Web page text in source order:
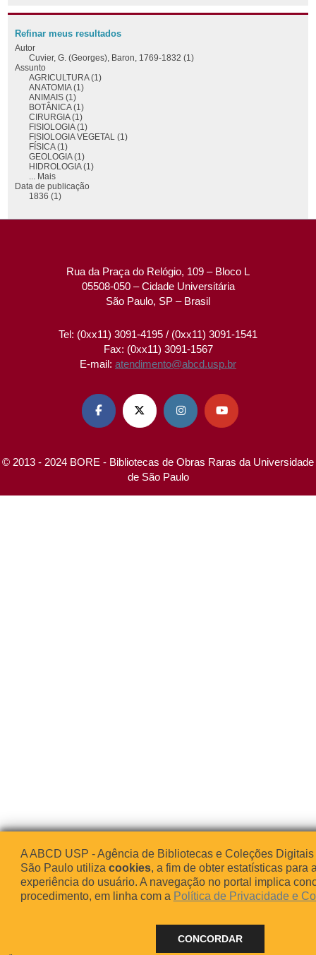
Refinar meus resultados
Autor
Cuvier, G. (Georges), Baron, 1769-1832 (1)
Assunto
AGRICULTURA (1)
ANATOMIA (1)
ANIMAIS (1)
BOTÂNICA (1)
CIRURGIA (1)
FISIOLOGIA (1)
FISIOLOGIA VEGETAL (1)
FÍSICA (1)
GEOLOGIA (1)
HIDROLOGIA (1)
... Mais
Data de publicação
1836 (1)
Rua da Praça do Relógio, 109 – Bloco L
05508-050 – Cidade Universitária
São Paulo, SP – Brasil
Tel: (0xx11) 3091-4195 / (0xx11) 3091-1541
Fax: (0xx11) 3091-1567
E-mail: atendimento@abcd.usp.br
   
© 2013 - 2024 BORE - Bibliotecas de Obras Raras da Universidade
de São Paulo
A ABCD USP - Agência de Bibliotecas e Coleções
São Paulo utiliza cookies, a fim de obter estatísticas para
experiência do usuário. A navegação no portal implica
procedimento, em linha com a Política de Privacidade e
CONCORDAR